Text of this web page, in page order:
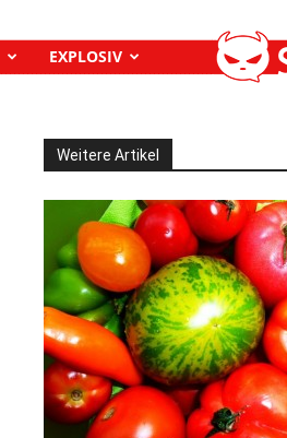
EXPLOSIV
Weitere Artikel